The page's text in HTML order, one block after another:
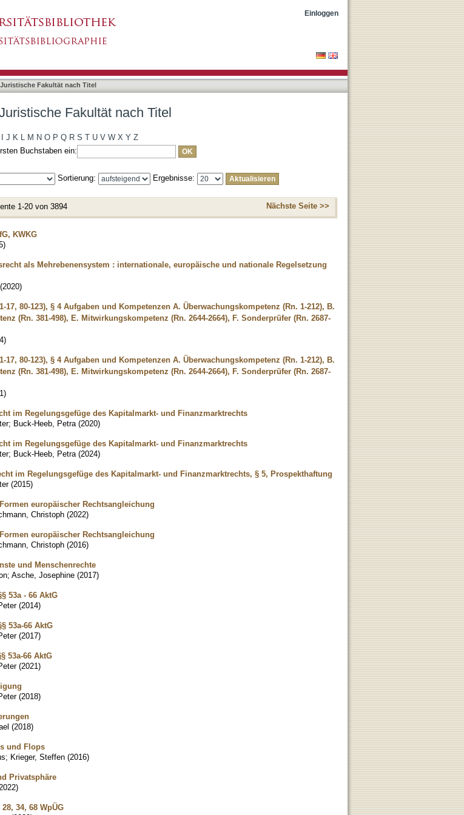
Einloggen
Fakultät nach Titel
Fakultät nach Titel
J K L M N O P Q R S T U V W X Y Z
Buchstaben ein:
Sortierung: Ergebnisse:
1-20 von 3894 Nächste Seite >>
KWKG
)
als Mehrebenensystem : internationale, europäische und nationale Regelsetzung
(2020)
17, 80-123), § 4 Aufgaben und Kompetenzen A. Überwachungskompetenz (Rn. 1-212), B.
(Rn. 381-498), E. Mitwirkungskompetenz (Rn. 2644-2664), F. Sonderprüfer (Rn. 2687-
)
17, 80-123), § 4 Aufgaben und Kompetenzen A. Überwachungskompetenz (Rn. 1-212), B.
(Rn. 381-498), E. Mitwirkungskompetenz (Rn. 2644-2664), F. Sonderprüfer (Rn. 2687-
)
im Regelungsgefüge des Kapitalmarkt- und Finanzmarktrechts
; Buck-Heeb, Petra (2020)
im Regelungsgefüge des Kapitalmarkt- und Finanzmarktrechts
; Buck-Heeb, Petra (2024)
im Regelungsgefüge des Kapitalmarkt- und Finanzmarktrechts, § 5, Prospekthaftung
(2015)
europäischer Rechtsangleichung
Christoph (2022)
europäischer Rechtsangleichung
Christoph (2016)
und Menschenrechte
; Asche, Josephine (2017)
53a - 66 AktG
(2014)
53a-66 AktG
(2017)
53a-66 AktG
(2021)
(2018)
(2018)
und Flops
; Krieger, Steffen (2016)
Privatsphäre
2022)
34, 68 WpÜG